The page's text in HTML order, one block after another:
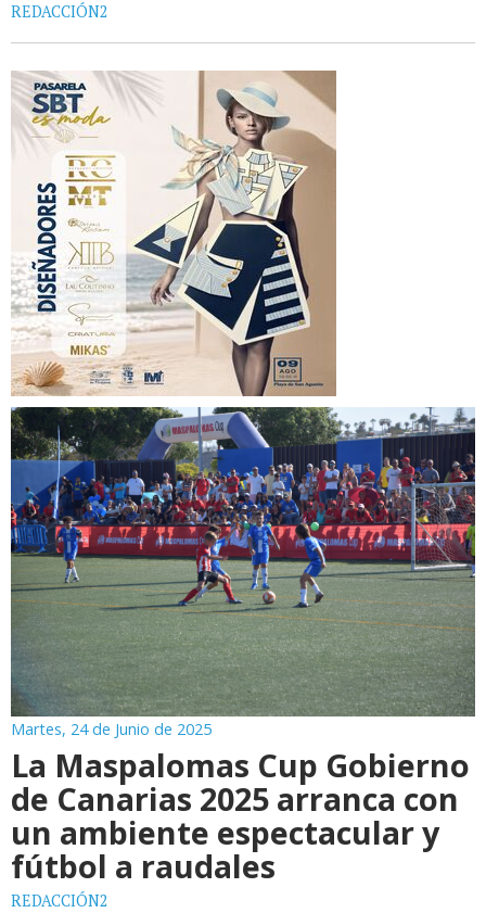
REDACCIÓN2
Martes, 24 de Junio de 2025
La Maspalomas Cup Gobierno
de Canarias 2025 arranca con
un ambiente espectacular y
fútbol a raudales
REDACCIÓN2